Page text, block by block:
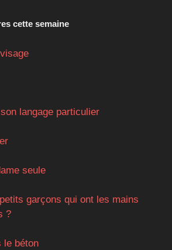
cette semaine
langage particulier
seule
garçons qui ont les mains
?
le béton